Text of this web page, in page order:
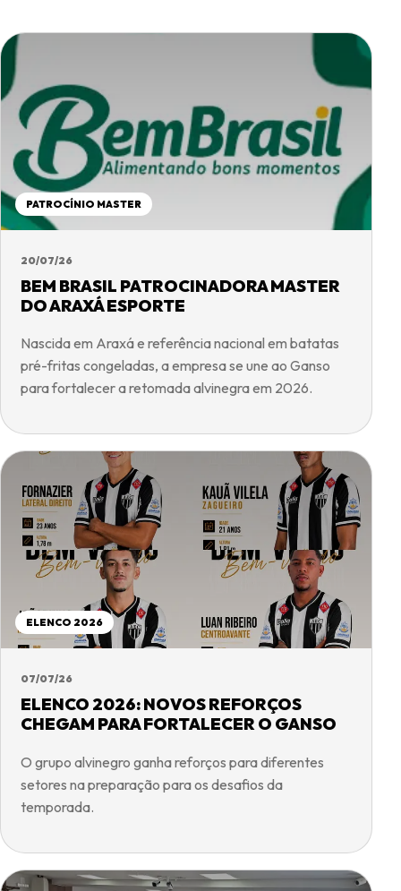
PATROCÍNIO MASTER
20/07/26
BEM BRASIL PATROCINADORA MASTER
DO ARAXÁ ESPORTE
Nascida em Araxá e referência nacional em batatas
pré-fritas congeladas, a empresa se une ao Ganso
para fortalecer a retomada alvinegra em 2026.
ELENCO 2026
07/07/26
ELENCO 2026: NOVOS REFORÇOS
CHEGAM PARA FORTALECER O GANSO
O grupo alvinegro ganha reforços para diferentes
setores na preparação para os desafios da
temporada.